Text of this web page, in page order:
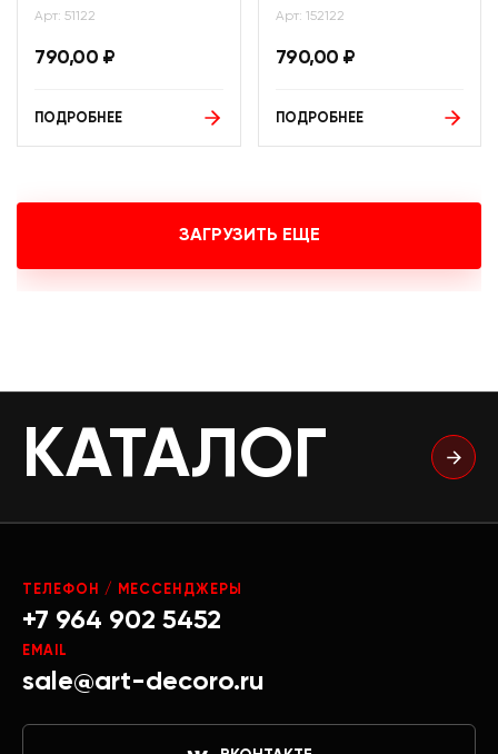
Арт: 51122
790,00 ₽
ПОДРОБНЕЕ
Арт: 152122
790,00 ₽
ПОДРОБНЕЕ
ЗАГРУЗИТЬ ЕЩЕ
КАТАЛОГ
ТЕЛЕФОН / МЕССЕНДЖЕРЫ
+7 964 902 5452
EMAIL
sale@art-decoro.ru